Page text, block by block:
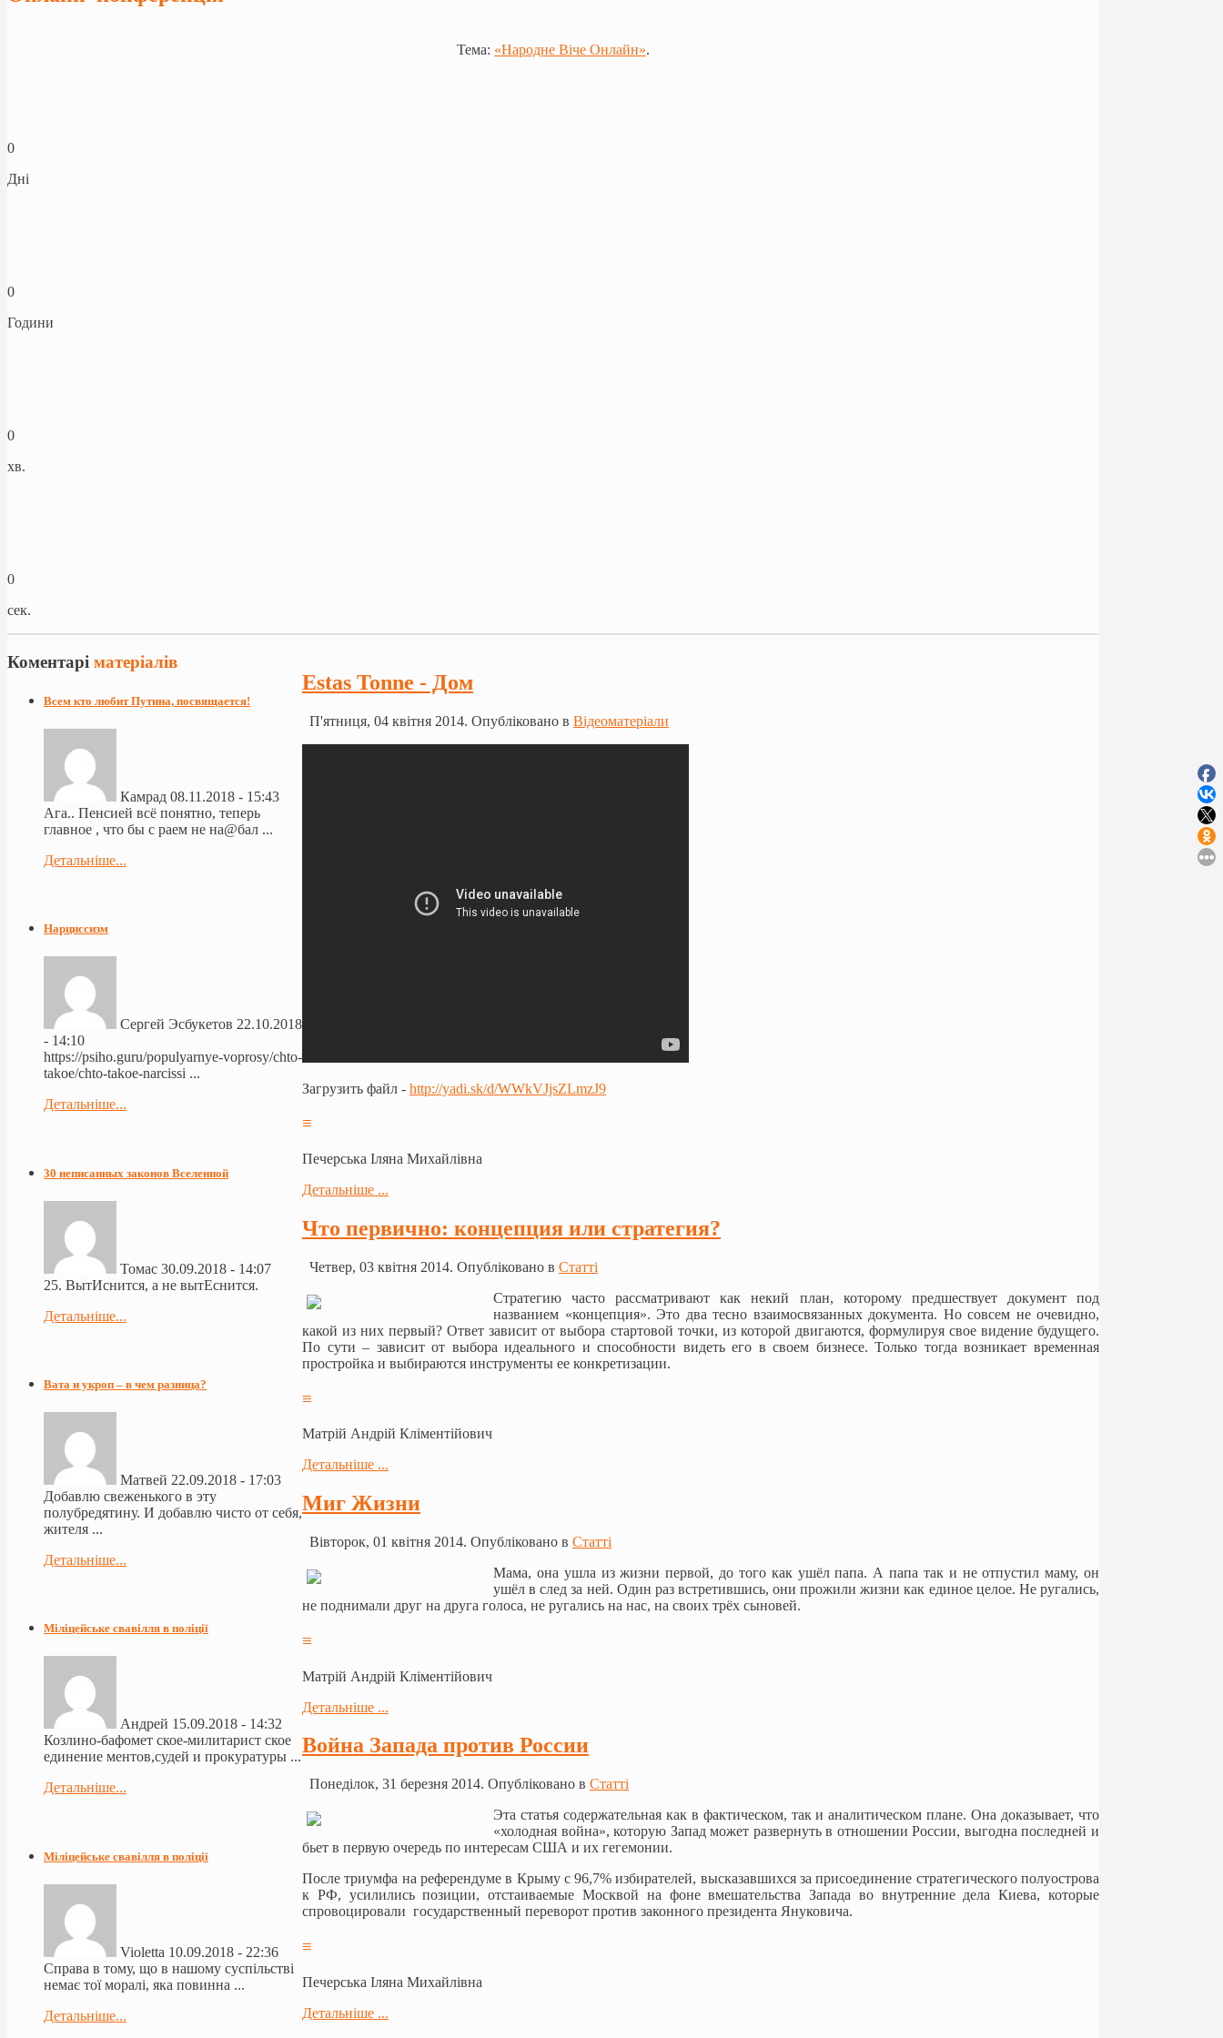
Тема: «Народне Віче Онлайн».
0
Дні
0
Години
0
хв.
0
сек.
Estas Tonne - Дом
П'ятниця, 04 квітня 2014. Опубліковано в Відеоматеріали
Загрузить файл - http://yadi.sk/d/WWkVJjsZLmzJ9
≡
Печерська Іляна Михайлівна
Детальніше ...
Что первично: концепция или стратегия?
Четвер, 03 квітня 2014. Опубліковано в Статті
Стратегию часто рассматривают как некий план, которому предшествует документ под
названием «концепция». Это два тесно взаимосвязанных документа. Но совсем не очевидно,
какой из них первый? Ответ зависит от выбора стартовой точки, из которой двигаются, формулируя свое видение будущего.
По сути – зависит от выбора идеального и способности видеть его в своем бизнесе. Только тогда возникает временная
простройка и выбираются инструменты ее конкретизации.
≡
Матрій Андрій Кліментійович
Детальніше ...
Миг Жизни
Вівторок, 01 квітня 2014. Опубліковано в Статті
Мама, она ушла из жизни первой, до того как ушёл папа. А папа так и не отпустил маму, он
ушёл в след за ней. Один раз встретившись, они прожили жизни как единое целое. Не ругались,
не поднимали друг на друга голоса, не ругались на нас, на своих трёх сыновей.
≡
Матрій Андрій Кліментійович
Детальніше ...
Война Запада против России
Понеділок, 31 березня 2014. Опубліковано в Статті
Эта статья содержательная как в фактическом, так и аналитическом плане. Она доказывает, что
«холодная война», которую Запад может развернуть в отношении России, выгодна последней и
бьет в первую очередь по интересам США и их гегемонии.
После триумфа на референдуме в Крыму с 96,7% избирателей, высказавшихся за присоединение стратегического полуострова
к РФ, усилились позиции, отстаиваемые Москвой на фоне вмешательства Запада во внутренние дела Киева, которые
спровоцировали государственный переворот против законного президента Януковича.
≡
Печерська Іляна Михайлівна
Детальніше ...
Коментарі матеріалів
Всем кто любит Путина, посвящается!
Камрад 08.11.2018 - 15:43
Ага.. Пенсией всё понятно, теперь
главное , что бы с раем не на@бал ...
Детальніше...
Нарциссизм
Сергей Эсбукетов 22.10.2018
- 14:10
https://psiho.guru/populyarnye-voprosy/chto-
takoe/chto-takoe-narcissi ...
Детальніше...
30 неписанных законов Вселенной
Томас 30.09.2018 - 14:07
25. ВытИснится, а не вытЕснится.
Детальніше...
Вата и укроп – в чем разница?
Матвей 22.09.2018 - 17:03
Добавлю свеженького в эту
полубредятину. И добавлю чисто от себя,
жителя ...
Детальніше...
Міліцейське свавілля в поліції
Андрей 15.09.2018 - 14:32
Козлино-бафомет ское-милитарист ское
единение ментов,судей и прокуратуры ...
Детальніше...
Міліцейське свавілля в поліції
Violetta 10.09.2018 - 22:36
Справа в тому, що в нашому суспільстві
немає тої моралі, яка повинна ...
Детальніше...